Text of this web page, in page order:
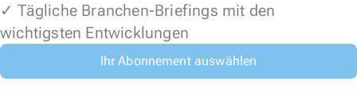
✓ Tägliche Branchen-Briefings mit den
wichtigsten Entwicklungen
Ihr Abonnement auswählen